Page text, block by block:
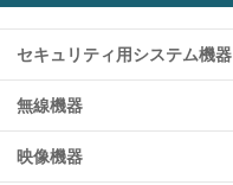
セキュリティ用システム機器
無線機器
映像機器